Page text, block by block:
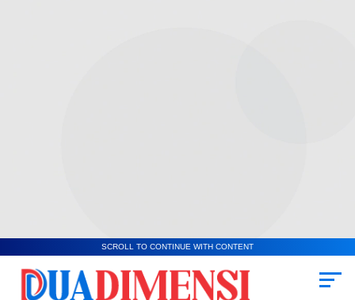
SCROLL TO CONTINUE WITH CONTENT